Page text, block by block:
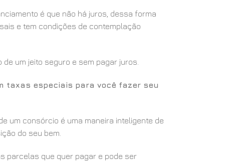
é que não há juros, dessa forma
e tem condições de contemplação
um jeito seguro e sem pagar juros.
taxas especiais para você fazer seu
um consórcio é uma maneira inteligente de
do seu bem.
parcelas que quer pagar e pode ser